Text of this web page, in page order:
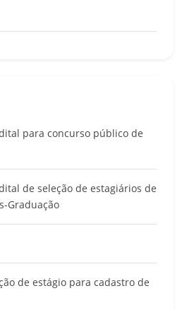
para concurso público de
de seleção de estagiários de
Graduação
de estágio para cadastro de